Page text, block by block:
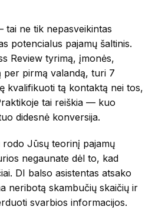
tai ne tik nepasveikintas
potencialus pajamų šaltinis.
Review tyrimą, įmonės,
per pirmą valandą, turi 7
kvalifikuoti tą kontaktą nei tos,
tai reiškia — kuo
didesnė konversija.
Jūsų teorinį pajamų
negaunate dėl to, kad
DI balso asistentas atsako
neribotą skambučių skaičių ir
svarbios informacijos.